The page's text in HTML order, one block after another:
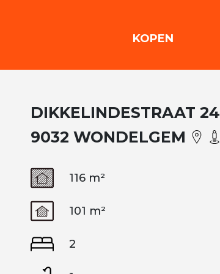
KOPEN
DIKKELINDESTRAAT 24
9032 WONDELGEM
116 m²
101 m²
2